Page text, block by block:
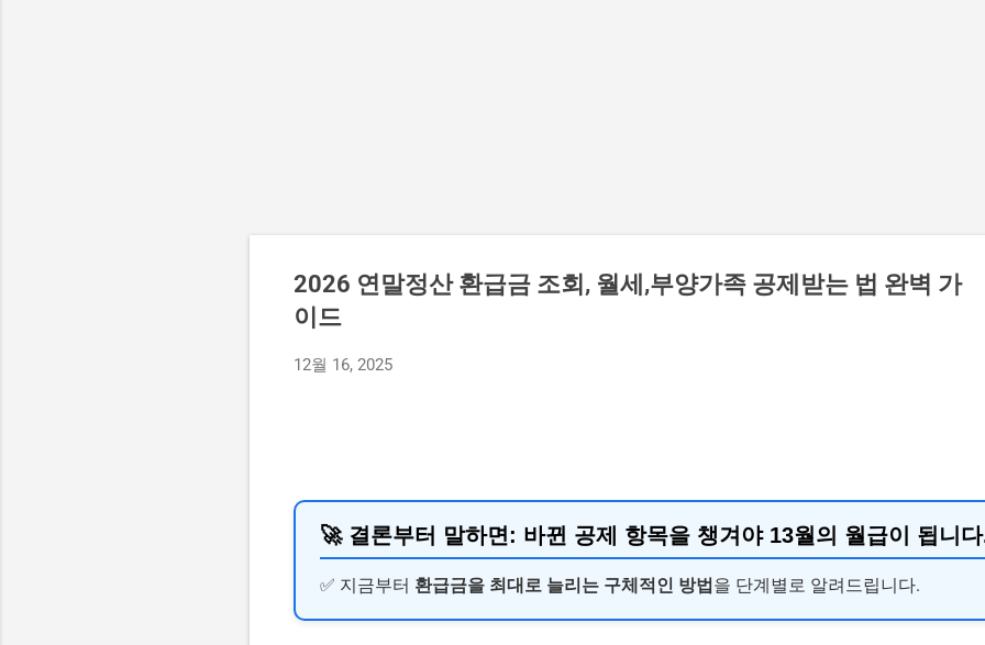
2026 연말정산 환급금 조회, 월세,부양가족 공제받는 법 완벽 가
이드
12월 16, 2025
🚀 결론부터 말하면: 바뀐 공제 항목을 챙겨야 13월의 월급이 됩니
✅ 지금부터 환급금을 최대로 늘리는 구체적인 방법 을 단계별로 알려드립니다.